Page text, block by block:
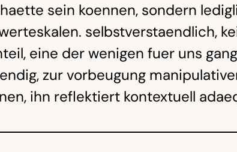
sein koennen, sondern
selbstverstaendlich,
eine der wenigen fuer uns
zur vorbeugung
ihn reflektiert kontextuell